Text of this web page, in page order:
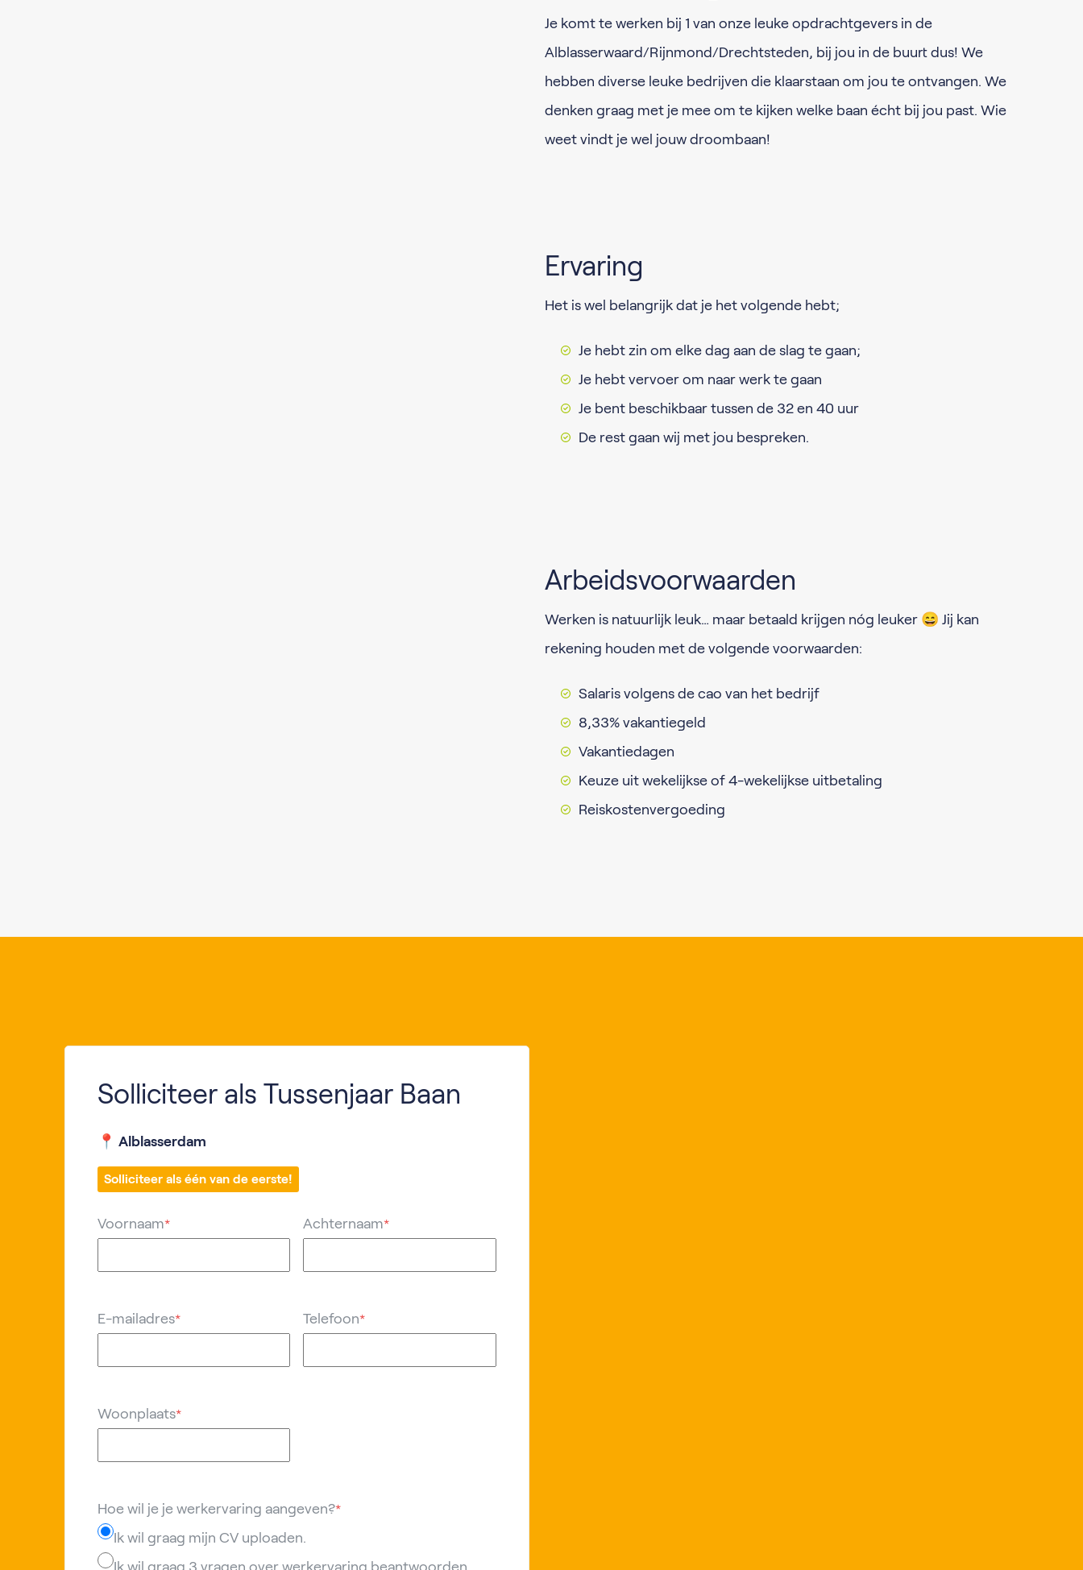
Je komt te werken bij 1 van onze leuke opdrachtgevers in de
Alblasserwaard/Rijnmond/Drechtsteden, bij jou in de buurt dus! We
hebben diverse leuke bedrijven die klaarstaan om jou te ontvangen. We
denken graag met je mee om te kijken welke baan écht bij jou past. Wie
weet vindt je wel jouw droombaan!
Ervaring
Het is wel belangrijk dat je het volgende hebt;
Je hebt zin om elke dag aan de slag te gaan;
Je hebt vervoer om naar werk te gaan
Je bent beschikbaar tussen de 32 en 40 uur
De rest gaan wij met jou bespreken.
Arbeidsvoorwaarden
Werken is natuurlijk leuk… maar betaald krijgen nóg leuker 😄 Jij kan
rekening houden met de volgende voorwaarden:
Salaris volgens de cao van het bedrijf
8,33% vakantiegeld
Vakantiedagen
Keuze uit wekelijkse of 4-wekelijkse uitbetaling
Reiskostenvergoeding
Solliciteer als Tussenjaar Baan
📍 Alblasserdam
Solliciteer als één van de eerste!
Voornaam* Achternaam*
E-mailadres* Telefoon*
Woonplaats*
Hoe wil je je werkervaring aangeven?*
Ik wil graag mijn CV uploaden.
Ik wil graag 3 vragen over werkervaring beantwoorden.